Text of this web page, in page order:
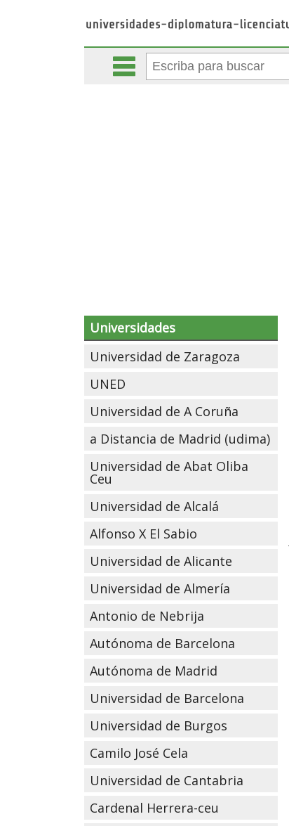
Universidades
Universidad de Zaragoza
UNED
Universidad de A Coruña
a Distancia de Madrid (udima)
Universidad de Abat Oliba
Ceu
Universidad de Alcalá
Alfonso X El Sabio
Universidad de Alicante
Universidad de Almería
Antonio de Nebrija
Autónoma de Barcelona
Autónoma de Madrid
Universidad de Barcelona
Universidad de Burgos
Camilo José Cela
Universidad de Cantabria
Cardenal Herrera-ceu